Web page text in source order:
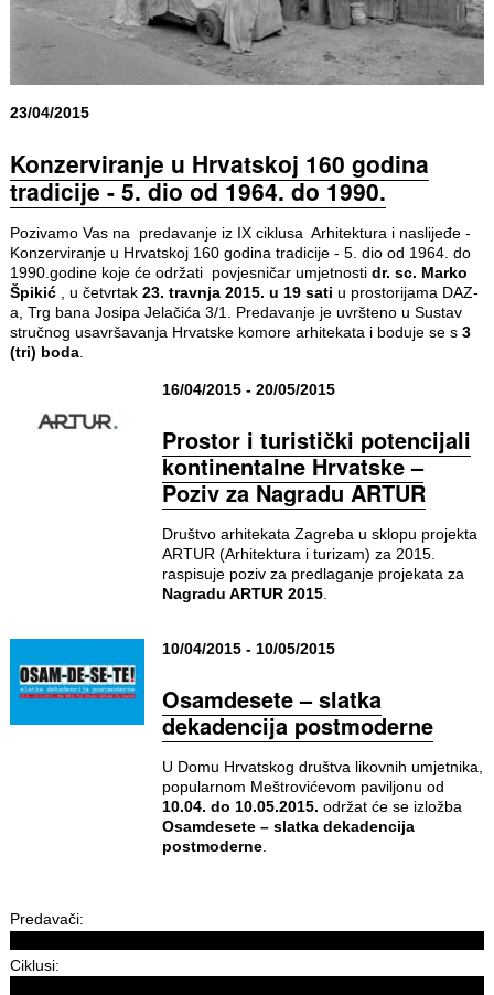
23/04/2015
Konzerviranje u Hrvatskoj 160 godina
tradicije - 5. dio od 1964. do 1990.
Pozivamo Vas na predavanje iz IX ciklusa Arhitektura i naslijeđe -
Konzerviranje u Hrvatskoj 160 godina tradicije - 5. dio od 1964. do
1990.godine koje će održati povjesničar umjetnosti dr. sc. Marko
Špikić, u četvrtak 23. travnja 2015. u 19 sati u prostorijama DAZ-
a, Trg bana Josipa Jelačića 3/1. Predavanje je uvršteno u Sustav
stručnog usavršavanja Hrvatske komore arhitekata i boduje se s 3
(tri) boda.
16/04/2015 - 20/05/2015
Prostor i turistički potencijali
kontinentalne Hrvatske –
Poziv za Nagradu ARTUR
Društvo arhitekata Zagreba u sklopu projekta
ARTUR (Arhitektura i turizam) za 2015.
raspisuje poziv za predlaganje projekata za
Nagradu ARTUR 2015.
10/04/2015 - 10/05/2015
Osamdesete – slatka
dekadencija postmoderne
U Domu Hrvatskog društva likovnih umjetnika,
popularnom Meštrovićevom paviljonu od
10.04. do 10.05.2015. održat će se izložba
Osamdesete – slatka dekadencija
postmoderne.
Predavači:
Ciklusi: